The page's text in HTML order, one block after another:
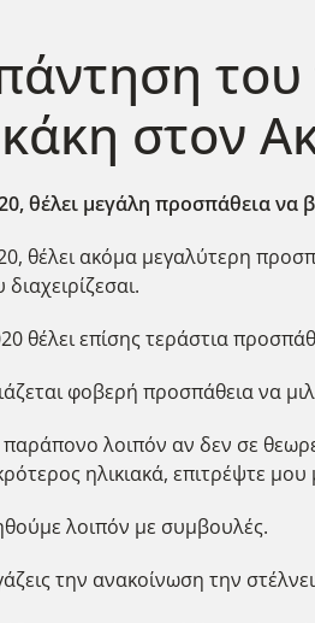
στον
θέλει μεγάλη προσπάθεια να
θέλει ακόμα μεγαλύτερη
διαχειρίζεσαι.
θέλει επίσης τεράστια
φοβερή προσπάθεια να
παράπονο λοιπόν αν δεν σε
ηλικιακά, επιτρέψτε
λοιπόν με συμβουλές.
την ανακοίνωση την